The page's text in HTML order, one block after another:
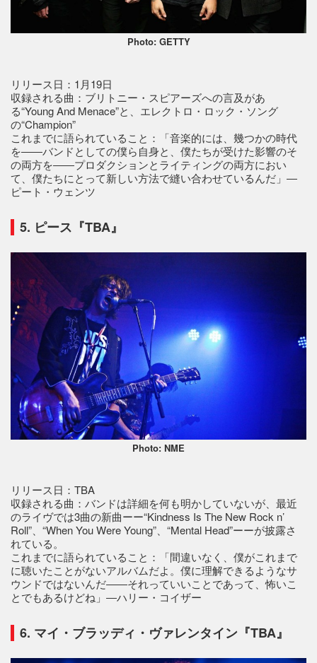
Photo: GETTY
リリース日：1月19日
収録される曲：ブリトニー・スピアーズへの言及があ
る“Young And Menace”と、エレクトロ・ロック・ソング
の“Champion”
これまでに語られていること：「音楽的には、幾つかの時代
を――バンドとしての僕ら自身と、僕たちが受けた影響のそ
の両方を――プロダクションとライティングの両方におい
て、僕たちにとって新しい方法で縫い合わせているんだ」―
ピート・ウェンツ
5. ピース『TBA』
Photo: NME
リリース日：TBA
収録される曲：バンドは詳細を何も明かしていないが、最近
のライヴでは3曲の新曲ーー“Kindness Is The New Rock n’
Roll”、“When You Were Young”、“Mental Head”ーーが披露さ
れている。
これまでに語られていること：「間違いなく、僕がこれまで
に聴いたことがないアルバムだよ。僕に理解できるようなサ
ウンドではないんだ――それっていいことであって、怖いこ
とでもあるけどね」―ハリー・コイザー
6. マイ・ブラッディ・ヴァレンタイン『TBA』